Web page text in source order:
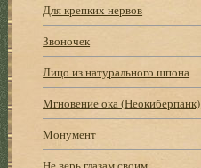
Для крепких нервов
Звоночек
Лицо из натурального шпона
Мгновение ока (Неокиберпанк)
Монумент